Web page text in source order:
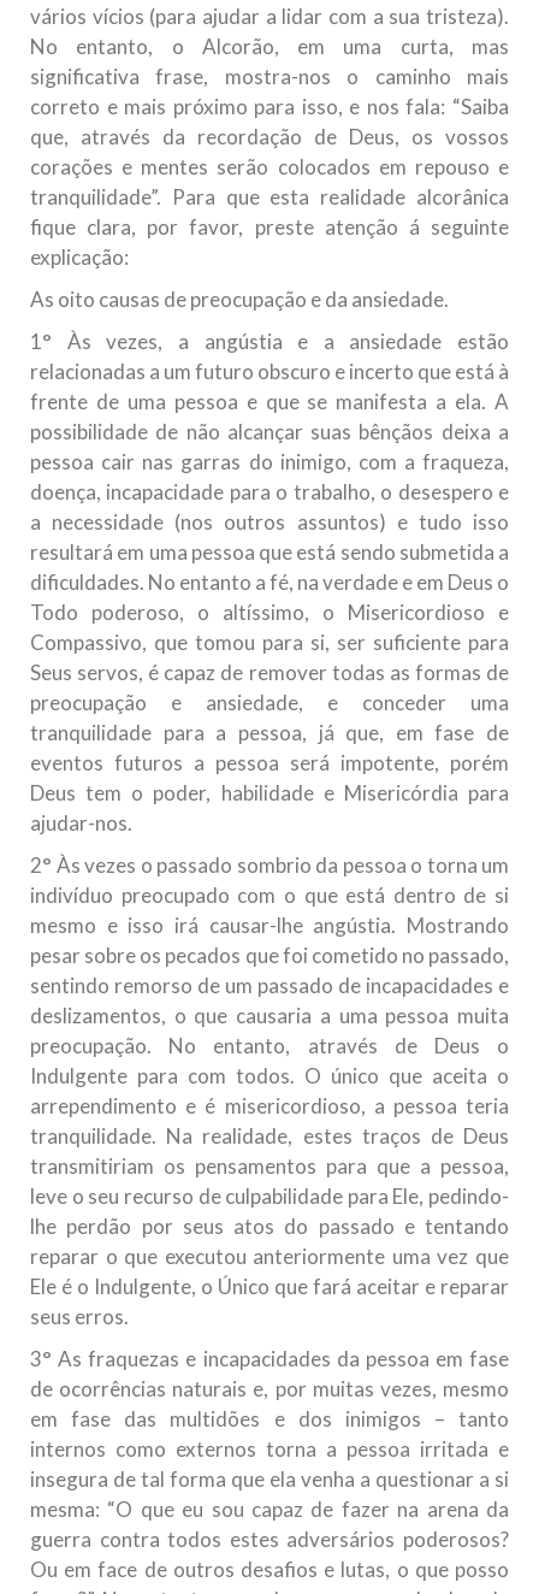
vários vícios (para ajudar a lidar com a sua tristeza).
No entanto, o Alcorão, em uma curta, mas
significativa frase, mostra-nos o caminho mais
correto e mais próximo para isso, e nos fala: “Saiba
que, através da recordação de Deus, os vossos
corações e mentes serão colocados em repouso e
tranquilidade”. Para que esta realidade alcorânica
fique clara, por favor, preste atenção á seguinte
explicação:
As oito causas de preocupação e da ansiedade.
1° Às vezes, a angústia e a ansiedade estão
relacionadas a um futuro obscuro e incerto que está à
frente de uma pessoa e que se manifesta a ela. A
possibilidade de não alcançar suas bênçãos deixa a
pessoa cair nas garras do inimigo, com a fraqueza,
doença, incapacidade para o trabalho, o desespero e
a necessidade (nos outros assuntos) e tudo isso
resultará em uma pessoa que está sendo submetida a
dificuldades. No entanto a fé, na verdade e em Deus o
Todo poderoso, o altíssimo, o Misericordioso e
Compassivo, que tomou para si, ser suficiente para
Seus servos, é capaz de remover todas as formas de
preocupação e ansiedade, e conceder uma
tranquilidade para a pessoa, já que, em fase de
eventos futuros a pessoa será impotente, porém
Deus tem o poder, habilidade e Misericórdia para
ajudar-nos.
2° Às vezes o passado sombrio da pessoa o torna um
indivíduo preocupado com o que está dentro de si
mesmo e isso irá causar-lhe angústia. Mostrando
pesar sobre os pecados que foi cometido no passado,
sentindo remorso de um passado de incapacidades e
deslizamentos, o que causaria a uma pessoa muita
preocupação. No entanto, através de Deus o
Indulgente para com todos. O único que aceita o
arrependimento e é misericordioso, a pessoa teria
tranquilidade. Na realidade, estes traços de Deus
transmitiriam os pensamentos para que a pessoa,
leve o seu recurso de culpabilidade para Ele, pedindo-
lhe perdão por seus atos do passado e tentando
reparar o que executou anteriormente uma vez que
Ele é o Indulgente, o Único que fará aceitar e reparar
seus erros.
3° As fraquezas e incapacidades da pessoa em fase
de ocorrências naturais e, por muitas vezes, mesmo
em fase das multidões e dos inimigos – tanto
internos como externos torna a pessoa irritada e
insegura de tal forma que ela venha a questionar a si
mesma: “O que eu sou capaz de fazer na arena da
guerra contra todos estes adversários poderosos?
Ou em face de outros desafios e lutas, o que posso